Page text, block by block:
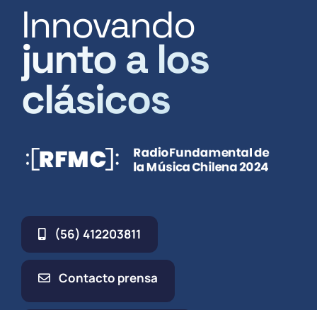
Innovando
junto a los
clásicos
(56) 412203811
Contacto prensa